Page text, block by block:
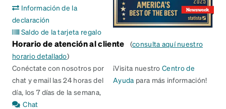
Información de la
declaración
Saldo de la tarjeta regalo
Horario de atención al cliente (consulta aquí nuestro
horario detallado)
Conéctate con nosotros por
chat y email las 24 horas del
día, los 7 días de la semana,
Chat
¡Visita nuestroCentro de
Ayuda para más información!